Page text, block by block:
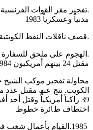
ﻣﺪﻧﯿﺎً وﻋﺴﻜﺮﯾﺎً 1983
.ﻗﺼﻒ ﻧﺎﻗﻼت اﻟﻨﻔﻂ اﻟﻜﻮﯾﺘﯿﺔ ﻓﻲ
.اﻟﮭﺠﻮم ﻋﻠﻰ ﻣﻠﺤﻖ ﻟﻠﺴﻔﺎرة
ﻣﻘﺘﻞ 24 ﺑﯿﻨﮭﻢ أﻣﺮﯾﻜﯿﻮن 1984
ﻣﺤﺎوﻟﺔ ﺗﻔﺠﯿﺮ ﻣﻮﻛﺐ اﻟﺸﯿﺦ
اﺧﺘﻄﺎف طﺎﺋﺮة ﺧﻄﻮط
1985.اﻟﻘﯿﺎم ﺑﺄﻋﻤﺎل